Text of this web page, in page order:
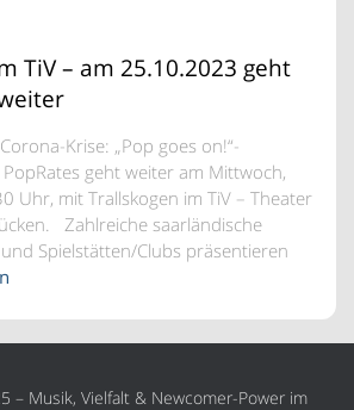
TiV – am 25.10.2023 geht
Krise: „Pop goes on!“-
geht weiter am Mittwoch,
Uhr, mit Trallskogen im TiV – Theater
Zahlreiche saarländische
Spielstätten/Clubs präsentieren
– Musik, Vielfalt & Newcomer-Power im